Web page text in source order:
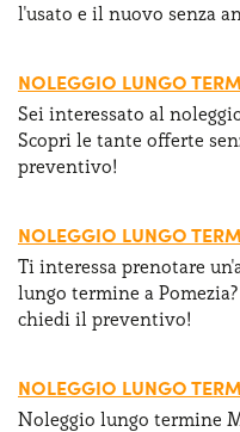
l'usato e il nuovo senza
NOLEGGIO LUNGO
Sei interessato al
Scopri le tante offerte
preventivo!
NOLEGGIO LUNGO
Ti interessa prenotare
lungo termine a
chiedi il preventivo!
NOLEGGIO LUNGO
Noleggio lungo termine